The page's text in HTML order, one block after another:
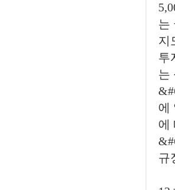
는
지
투
는
에
에
규